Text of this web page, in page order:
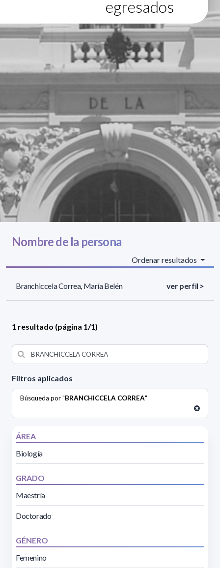
egresados
Filtros aplicados
Búsqueda por "BRANCHICCELA CORREA"
ÁREA
Biología
GRADO
Maestría
Doctorado
GÉNERO
Femenino
Nombre de la persona
Ordenar resultados
Branchiccela Correa, María Belén ver perfil >
1 resultado (página 1/1)